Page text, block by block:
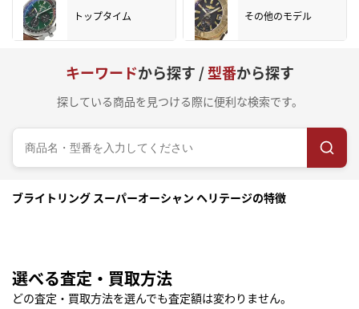
トップタイム その他のモデル
キーワードから探す /型番から探す
探している商品を見つける際に便利な検索です。
ブライトリング スーパーオーシャン ヘリテージの特徴
選べる査定・買取方法
どの査定・買取方法を選んでも査定額は変わりません。